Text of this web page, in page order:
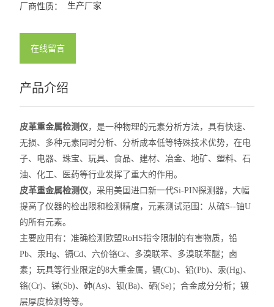
厂商性质： 生产厂家
在线留言
产品介绍
皮革重金属检测仪，是一种物理的元素分析方法，具有快速、
无损、多种元素同时分析、分析成本低等特殊技术优势，在电
子、电器、珠宝、玩具、食品、建材、冶金、地矿、塑料、石
油、化工、医药等行业发挥了重大的作用。
皮革重金属检测仪，采用美国进口新一代Si-PIN探测器，大幅
提高了仪器的检出限和检测精度，元素测试范围：从硫S--铀U
的所有元素。
主要应用有：准确检测欧盟RoHS指令限制的有害物质，铅
Pb、汞Hg、镉Cd、六价铬Cr、多溴联苯、多溴联苯醚；卤
素；玩具等行业限定的8大重金属，镉(Cb)、铅(Pb)、汞(Hg)、
铬(Cr)、锑(Sb)、砷(As)、钡(Ba)、硒(Se)；合金成分分析；镀
层厚度检测等等。